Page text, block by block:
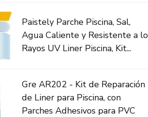
Paistely Parche Piscina, Sal,
Agua Caliente y Resistente a
Rayos UV Liner Piscina, Kit...
Gre AR202 - Kit de Reparación
de Liner para Piscina, con
Parches Adhesivos para PVC